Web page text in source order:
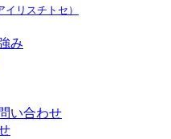
イリスチトセ）
み
い合わせ